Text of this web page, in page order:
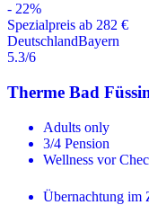
- 22%
Spezialpreis ab 282 €
DeutschlandBayern
5.3/6
Therme Bad
Adults only
3/4 Pension
Wellness vor
Übernachtung im